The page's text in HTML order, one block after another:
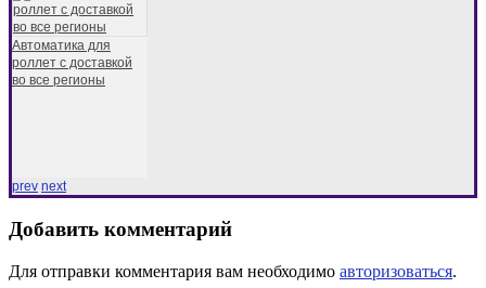
Автоматика для
роллет с доставкой
во все регионы
prev next
Добавить комментарий
Для отправки комментария вам необходимо авторизоваться.